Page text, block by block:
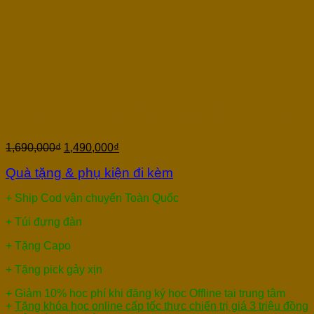
1,690,000₫ 1,490,000₫
Quà tặng & phụ kiện đi kèm
+ Ship Cod vận chuyển Toàn Quốc
+ Túi đựng đàn
+ Tặng Capo
+ Tặng pick gảy xịn
+ Giảm 10% học phí khi đăng ký học Offline tại trung tâm
+ Tặng khóa học online cấp tốc thực chiến trị giá 3 triệu đồng